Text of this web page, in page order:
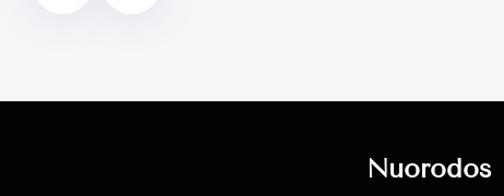
Nuorodos